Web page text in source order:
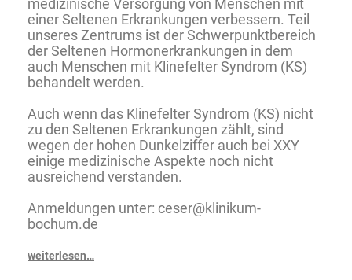
medizinische Versorgung von Menschen mit
einer Seltenen Erkrankungen verbessern. Teil
unseres Zentrums ist der Schwerpunktbereich
der Seltenen Hormonerkrankungen in dem
auch Menschen mit Klinefelter Syndrom (KS)
behandelt werden.
Auch wenn das Klinefelter Syndrom (KS) nicht
zu den Seltenen Erkrankungen zählt, sind
wegen der hohen Dunkelziffer auch bei XXY
einige medizinische Aspekte noch nicht
ausreichend verstanden.
Anmeldungen unter: ceser@klinikum-
bochum.de
weiterlesen…